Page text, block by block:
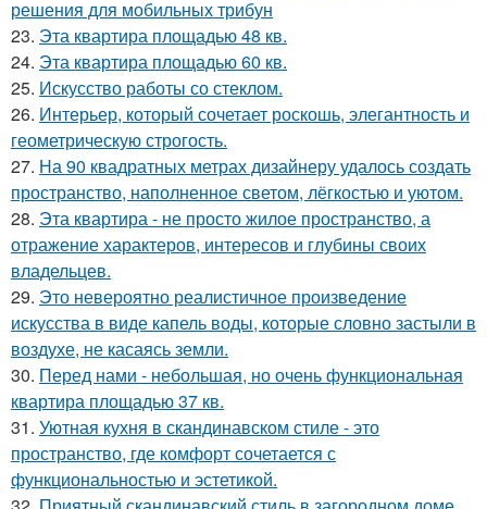
решения для мобильных трибун
23. Эта квартира площадью 48 кв.
24. Эта квартира площадью 60 кв.
25. Искусство работы со стеклом.
26. Интерьер, который сочетает роскошь, элегантность и
геометрическую строгость.
27. На 90 квадратных метрах дизайнеру удалось создать
пространство, наполненное светом, лёгкостью и уютом.
28. Эта квартира - не просто жилое пространство, а
отражение характеров, интересов и глубины своих
владельцев.
29. Это невероятно реалистичное произведение
искусства в виде капель воды, которые словно застыли в
воздухе, не касаясь земли.
30. Перед нами - небольшая, но очень функциональная
квартира площадью 37 кв.
31. Уютная кухня в скандинавском стиле - это
пространство, где комфорт сочетается с
функциональностью и эстетикой.